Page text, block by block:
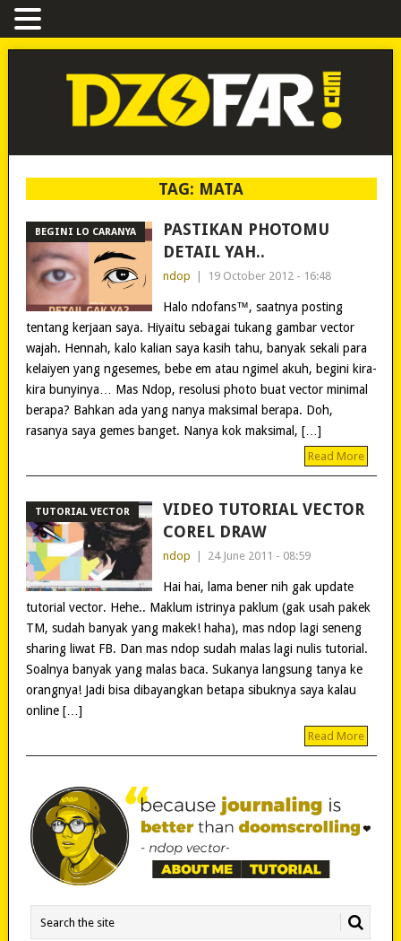
TAG: MATA
BEGINI LO CARANYA
PASTIKAN PHOTOMU
DETAIL YAH..
ndop 19 October 2012 - 16:48
Halo ndofans™, saatnya posting
tentang kerjaan saya. Hiyaitu sebagai tukang gambar vector
wajah. Hennah, kalo kalian saya kasih tahu, banyak sekali para
kelaiyen yang ngesemes, bebe em atau ngimel akuh, begini kira-
kira bunyinya… Mas Ndop, resolusi photo buat vector minimal
berapa? Bahkan ada yang nanya maksimal berapa. Doh,
rasanya saya gemes banget. Nanya kok maksimal, […]
Read More
TUTORIAL VECTOR
VIDEO TUTORIAL VECTOR
COREL DRAW
ndop 24 June 2011 - 08:59
Hai hai, lama bener nih gak update
tutorial vector. Hehe.. Maklum istrinya paklum (gak usah pakek
TM, sudah banyak yang makek! haha), mas ndop lagi seneng
sharing liwat FB. Dan mas ndop sudah malas lagi nulis tutorial.
Soalnya banyak yang malas baca. Sukanya langsung tanya ke
orangnya! Jadi bisa dibayangkan betapa sibuknya saya kalau
online […]
Read More